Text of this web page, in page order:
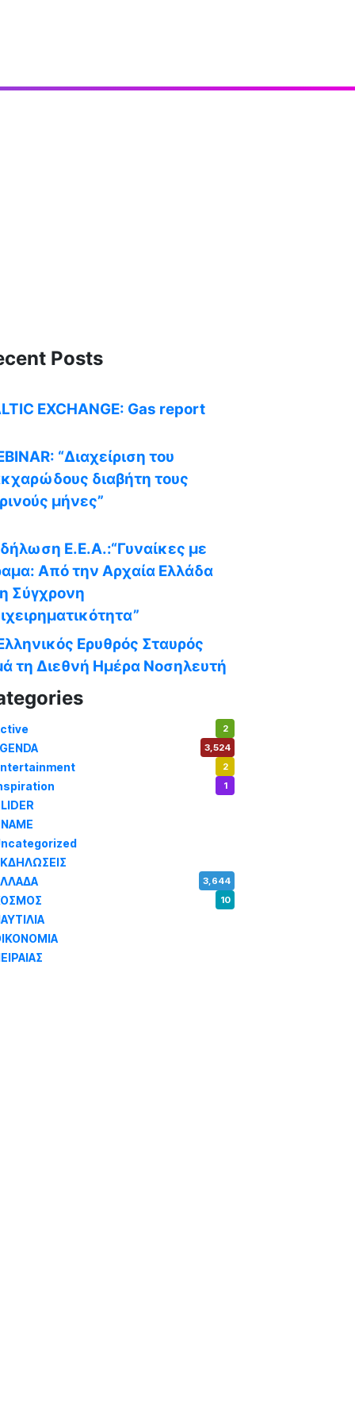
Posts
EXCHANGE: Gas report
“Διαχείριση του
διαβήτη τους
μήνες”
Ε.Ε.Α.:“Γυναίκες με
Από την Αρχαία Ελλάδα
Σύγχρονη
Ερυθρός Σταυρός
τη Διεθνή Ημέρα Νοσηλευτή
2
3,524
2
1
3,644
10